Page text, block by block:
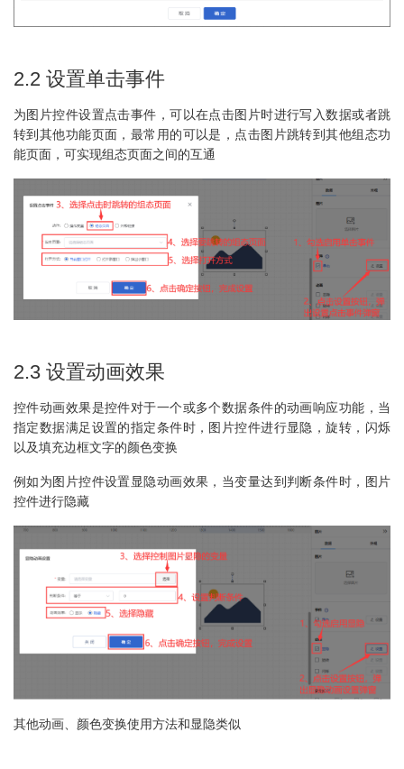
2.2 设置单击事件
为图片控件设置点击事件，可以在点击图片时进行写入数据或者跳
转到其他功能页面，最常用的可以是，点击图片跳转到其他组态功
能页面，可实现组态页面之间的互通
2.3 设置动画效果
控件动画效果是控件对于一个或多个数据条件的动画响应功能，当
指定数据满足设置的指定条件时，图片控件进行显隐，旋转，闪烁
以及填充边框文字的颜色变换
例如为图片控件设置显隐动画效果，当变量达到判断条件时，图片
控件进行隐藏
其他动画、颜色变换使用方法和显隐类似